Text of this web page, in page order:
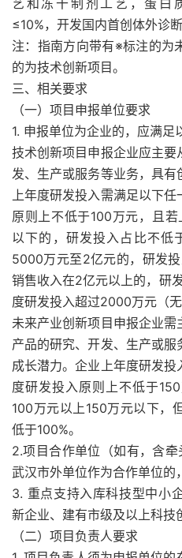
艺和冻干制剂工艺，蛋白
≤10%，开发国内首创体外诊
注：指南方向带有※标注的为
的为技术创新项目。
三、相关要求
（一）项目申报单位要求
1. 申报单位为企业的，应满足
技术创新项目申报企业应主
发、生产或服务等业务，具
上年度研发投入需满足以下
原则上不低于100万元，且
以下的，研发投入占比不低
5000万元至2亿元的，研发
销售收入在2亿元以上的，研
度研发投入超过2000万元（
未来产业创新项目申报企业
产品的研究、开发、生产或
成长潜力。企业上年度研发
度研发投入原则上不低于
100万元以上150万元以下，
低于100%。
2.项目合作单位（如有，含牵
武汉市外单位作为合作单位的
3. 重点支持入库科技型中小
新企业、建有市级及以上科技
（二）项目负责人要求